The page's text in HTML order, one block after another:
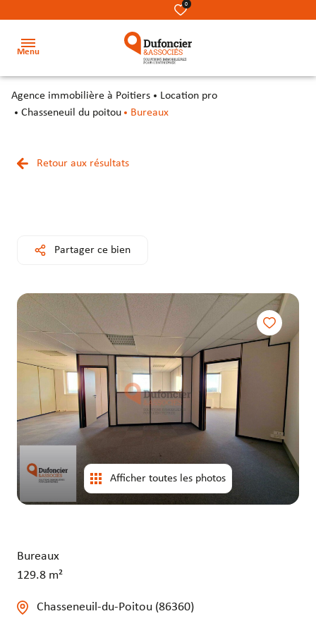
0
Menu
Accueil
&
entrepôts
Louer
&
entrepôts
métiers
Contact
agence immobilière à Poitiers
Location pro
Chasseneuil du poitou
Bureaux
Retour aux résultats
Partager ce bien
Afficher toutes les photos
Bureaux
129.8 m²
Chasseneuil-du-Poitou (86360)